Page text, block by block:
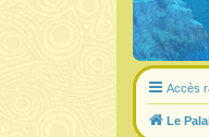
Accès
Le